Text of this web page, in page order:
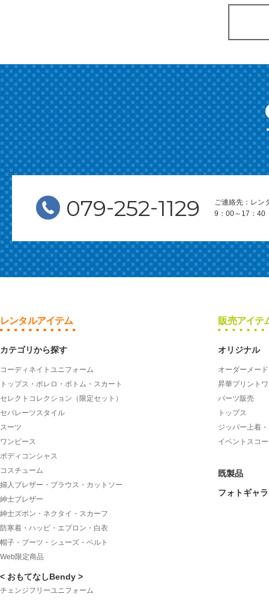
079-252-1129
ご連絡先：レン
9：00～17：
レンタルアイテム
カテゴリから探す
コーディネイトユニフォーム
トップス・ボレロ・ボトム・スカート
セレクトコレクション（限定セット）
セパレーツスタイル
スーツ
ワンピース
ボディコンシャス
コスチューム
婦人ブレザー・ブラウス・カットソー
紳士ブレザー
紳士ズボン・ネクタイ・スカーフ
防寒着・ハッピ・エプロン・白衣
帽子・ブーツ・シューズ・ベルト
Web限定商品
< おもてなしBendy >
チェンジフリーユニフォーム
販売アイテ
オリジナル
オーダーメー
昇華プリント
パーツ販売
トップス
ジッパー上着
イベントスコ
既製品
フォトギャ